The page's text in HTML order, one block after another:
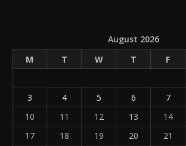
August 2026
M
T W T F
3
4 5 6 7
10
11 12 13 14
17
18 19 20 21